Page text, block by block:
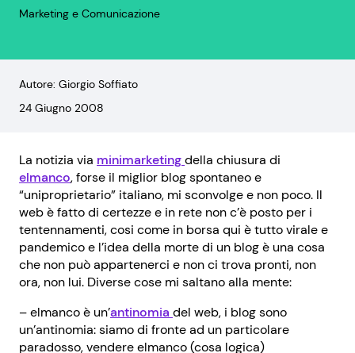
Marketing e Comunicazione
Autore: Giorgio Soffiato
24 Giugno 2008
La notizia via minimarketingdella chiusura di
elmanco, forse il miglior blog spontaneo e
“uniproprietario” italiano, mi sconvolge e non poco. Il
web è fatto di certezze e in rete non c’è posto per i
tentennamenti, cosi come in borsa qui è tutto virale e
pandemico e l’idea della morte di un blog è una cosa
che non può appartenerci e non ci trova pronti, non
ora, non lui. Diverse cose mi saltano alla mente:
– elmanco è un’antinomia del web, i blog sono
un’antinomia: siamo di fronte ad un particolare
paradosso, vendere elmanco (cosa logica)